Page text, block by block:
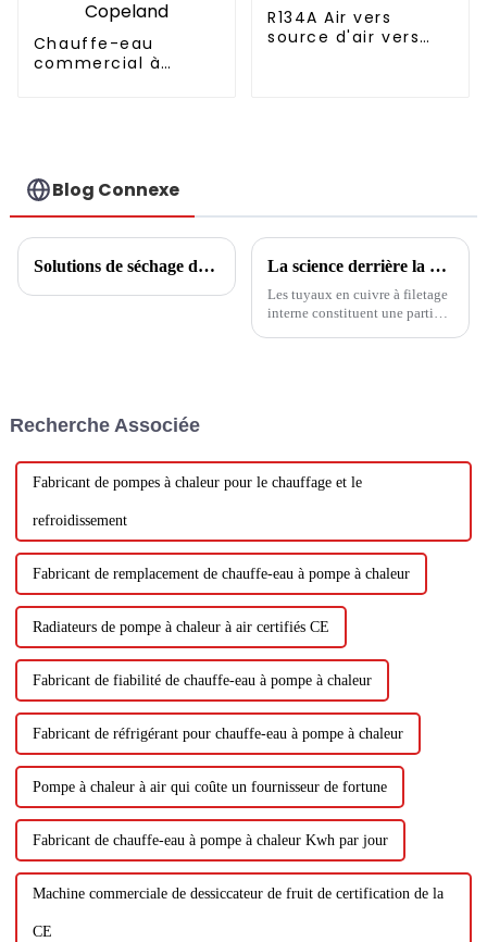
Chauffe-eau
commercial à
R134A Air vers
source d'air vers
Blog Connexe
Solutions de séchage des boues La science derrière la climatisation à haut rendement : comment les tubes en cuivre à filetage interne améliorent le transfert de chaleur
Les tuyaux en cuivre à filetage
interne constituent une partie
Recherche Associée
Fabricant de pompes à chaleur pour le chauffage et le
refroidissement
Fabricant de remplacement de chauffe-eau à pompe à chaleur
Radiateurs de pompe à chaleur à air certifiés CE
Fabricant de fiabilité de chauffe-eau à pompe à chaleur
Fabricant de réfrigérant pour chauffe-eau à pompe à chaleur
Pompe à chaleur à air qui coûte un fournisseur de fortune
Fabricant de chauffe-eau à pompe à chaleur Kwh par jour
Machine commerciale de dessiccateur de fruit de certification de la
CE